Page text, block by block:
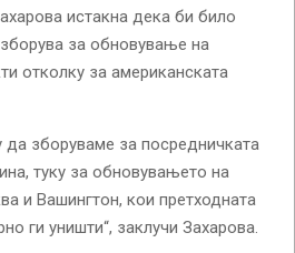
истакна дека би било
за обновување на
отколку за американската
да зборуваме за посредничката
туку за обновувањето на
и Вашингтон, кои претходната
ги уништи“, заклучи Захарова.